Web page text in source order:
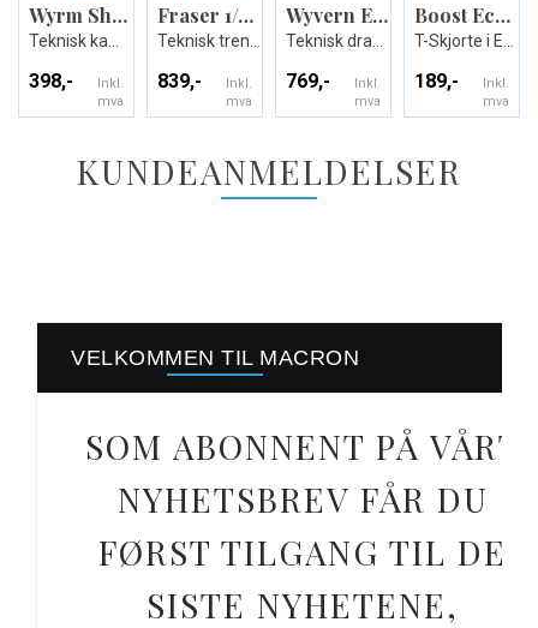
Wyrm Shirt
398,-
Inkl.
mva
Fraser 1/4 Zip Top
839,-
Inkl.
mva
Wyvern Eco Match Day Shirt
769,-
Inkl.
mva
Boost Eco T-shirt
189,-
Inkl.
mva
KUNDEANMELDELSER
VELKOMMEN TIL MACRON
SOM ABONNENT PÅ VÅRT
NYHETSBREV FÅR DU
FØRST TILGANG TIL DE
SISTE NYHETENE,